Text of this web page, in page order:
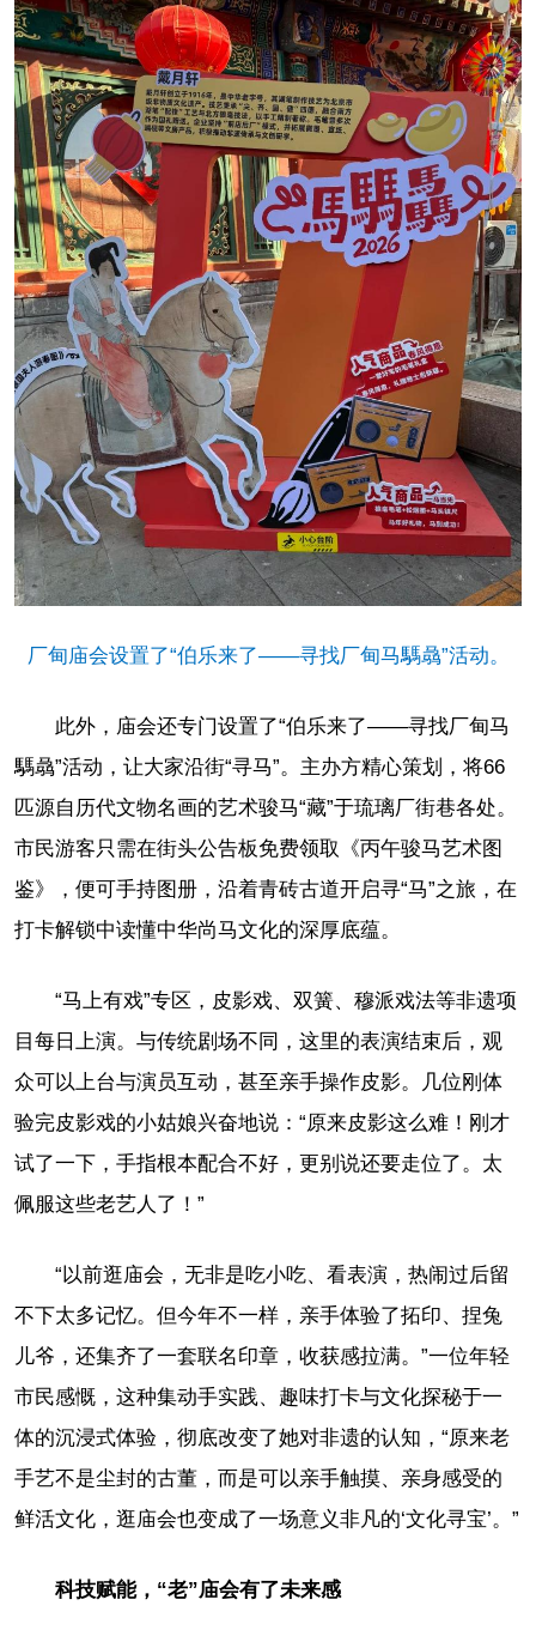
厂甸庙会设置了“伯乐来了——寻找厂甸马騳骉”活动。
此外，庙会还专门设置了“伯乐来了——寻找厂甸马
騳骉”活动，让大家沿街“寻马”。主办方精心策划，将66
匹源自历代文物名画的艺术骏马“藏”于琉璃厂街巷各处。
市民游客只需在街头公告板免费领取《丙午骏马艺术图
鉴》，便可手持图册，沿着青砖古道开启寻“马”之旅，在
打卡解锁中读懂中华尚马文化的深厚底蕴。
“马上有戏”专区，皮影戏、双簧、穆派戏法等非遗项
目每日上演。与传统剧场不同，这里的表演结束后，观
众可以上台与演员互动，甚至亲手操作皮影。几位刚体
验完皮影戏的小姑娘兴奋地说：“原来皮影这么难！刚才
试了一下，手指根本配合不好，更别说还要走位了。太
佩服这些老艺人了！”
“以前逛庙会，无非是吃小吃、看表演，热闹过后留
不下太多记忆。但今年不一样，亲手体验了拓印、捏兔
儿爷，还集齐了一套联名印章，收获感拉满。”一位年轻
市民感慨，这种集动手实践、趣味打卡与文化探秘于一
体的沉浸式体验，彻底改变了她对非遗的认知，“原来老
手艺不是尘封的古董，而是可以亲手触摸、亲身感受的
鲜活文化，逛庙会也变成了一场意义非凡的‘文化寻宝’。”
科技赋能，“老”庙会有了未来感